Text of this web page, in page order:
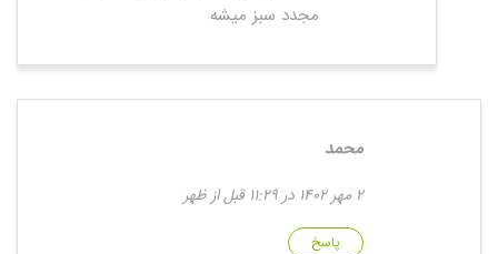
مجدد سبز میشه
محمد
2 مهر 1402 در 11:29 قبل از ظهر
پاسخ